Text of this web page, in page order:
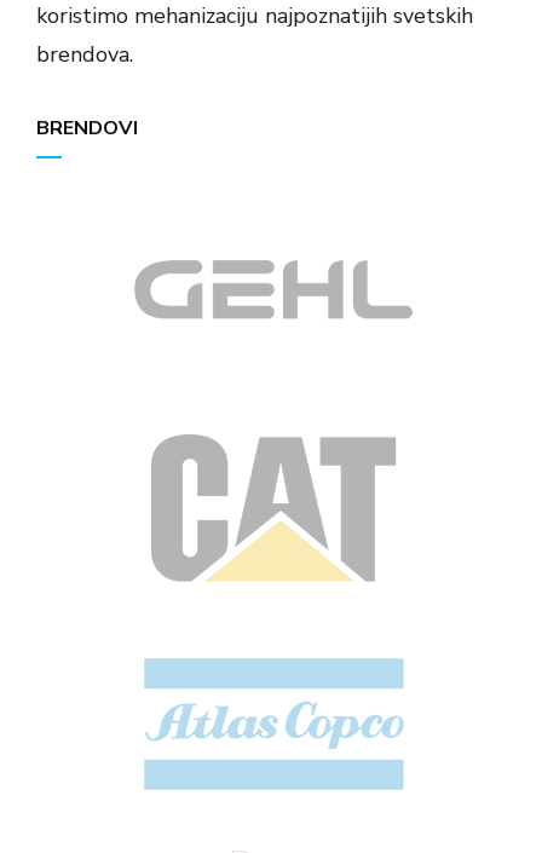
koristimo mehanizaciju najpoznatijih svetskih
brendova.
BRENDOVI